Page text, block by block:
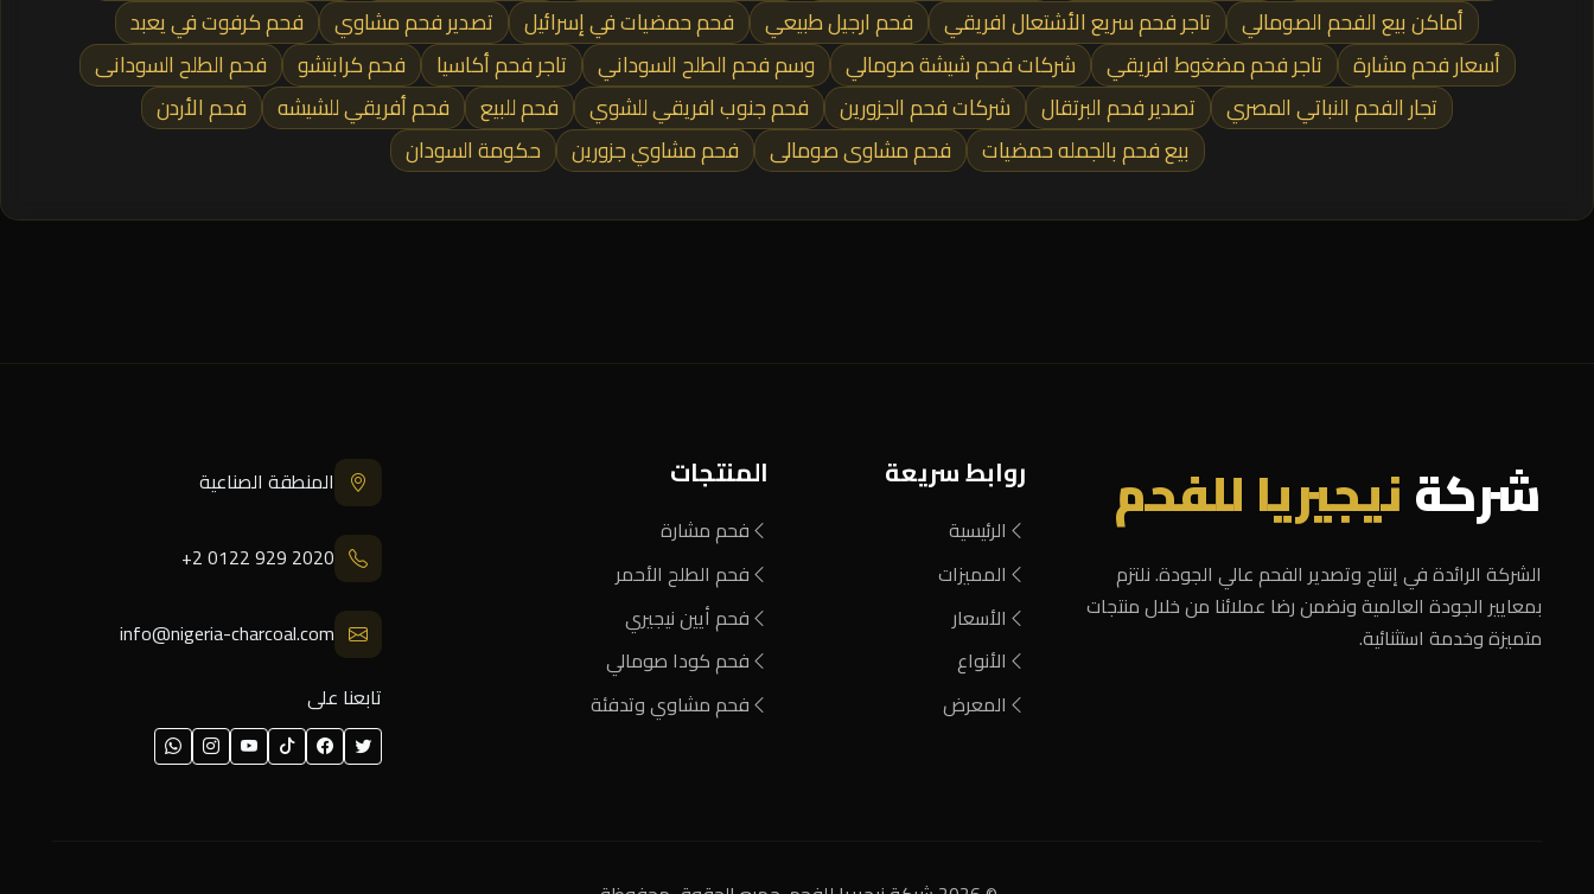
أماكن بيع الفحم الصومالي
تاجر فحم سريع الأشتعال افريقي فحم ارجيل طبيعي فحم حمضيات في إسرائيل تصدير فحم مشاوي
فحم كرفوت في يعبد
أسعار فحم مشارة
تاجر فحم مضغوط افريقي شركات فحم شيشة صومالي وسم فحم الطلح السوداني تاجر فحم أكاسيا فحم كرابتشو
فحم الطلح السودانى
تجار الفحم النباتي المصري
تصدير فحم البرتقال شركات فحم الجزورين فحم جنوب افريقي للشوي فحم للبيع فحم أفريقي للشيشه
فحم الأردن
بيع فحم بالجمله حمضيات
فحم مشاوى صومالى فحم مشاوي جزورين حكومة السودان
شركةنيجيريا للفحم
الشركة الرائدة في إنتاج وتصدير الفحم عالي الجودة. نلتزم
بمعايير الجودة العالمية ونضمن رضا عملائنا من خلال منتجات
متميزة وخدمة استثنائية.
روابط سريعة
الرئيسية
المميزات
الأسعار
الأنواع
المعرض
المنتجات
فحم مشارة
فحم الطلح الأحمر
فحم أيين نيجيري
فحم كودا صومالي
فحم مشاوي وتدفئة
المنطقة الصناعية
+2 0122 929 2020
info@nigeria-charcoal.com
تابعنا على